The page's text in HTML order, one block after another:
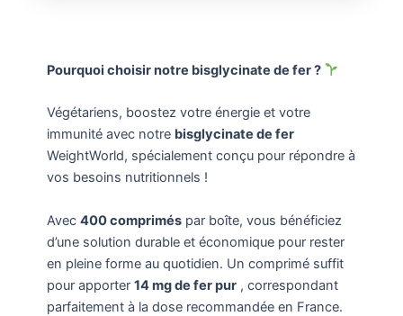
Pourquoi choisir notre bisglycinate de fer ?
Végétariens, boostez votre énergie et votre
immunité avec notre bisglycinate de fer
WeightWorld, spécialement conçu pour répondre à
vos besoins nutritionnels !
Avec 400 compriméspar boîte, vous bénéficiez
d’une solution durable et économique pour rester
en pleine forme au quotidien. Un comprimé suffit
pour apporter 14 mg de fer pur, correspondant
parfaitement à la dose recommandée en France.